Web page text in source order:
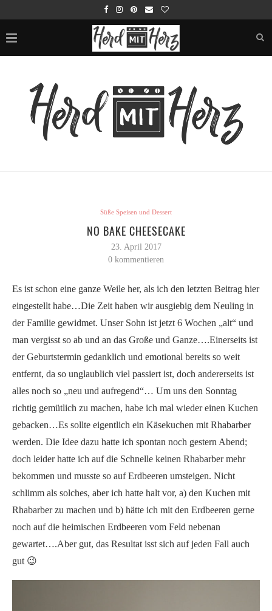
Süße Speisen und Dessert
NO BAKE CHEESECAKE
23. April 2017
0 kommentieren
Es ist schon eine ganze Weile her, als ich den letzten Beitrag hier
eingestellt habe…Die Zeit haben wir ausgiebig dem Neuling in
der Familie gewidmet. Unser Sohn ist jetzt 6 Wochen „alt“ und
man vergisst so ab und an das Große und Ganze….Einerseits ist
der Geburtstermin gedanklich und emotional bereits so weit
entfernt, da so unglaublich viel passiert ist, doch andererseits ist
alles noch so „neu und aufregend“… Um uns den Sonntag
richtig gemütlich zu machen, habe ich mal wieder einen Kuchen
gebacken…Es sollte eigentlich ein Käsekuchen mit Rhabarber
werden. Die Idee dazu hatte ich spontan noch gestern Abend;
doch leider hatte ich auf die Schnelle keinen Rhabarber mehr
bekommen und musste so auf Erdbeeren umsteigen. Nicht
schlimm als solches, aber ich hatte halt vor, a) den Kuchen mit
Rhabarber zu machen und b) hätte ich mit den Erdbeeren gerne
noch auf die heimischen Erdbeeren vom Feld nebenan
gewartet….Aber gut, das Resultat isst sich auf jeden Fall auch
gut 😉